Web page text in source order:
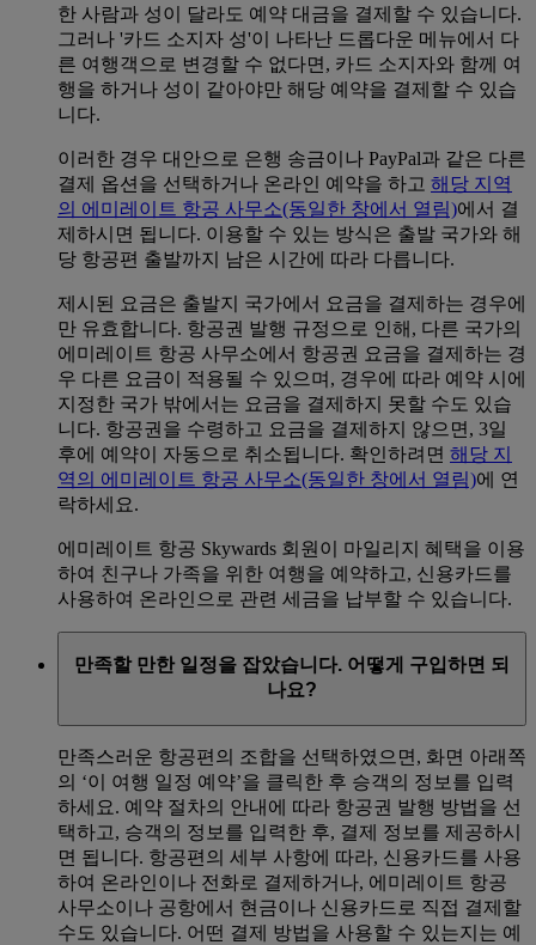
한 사람과 성이 달라도 예약 대금을 결제할 수 있습니다.
그러나 '카드 소지자 성'이 나타난 드롭다운 메뉴에서 다
른 여행객으로 변경할 수 없다면, 카드 소지자와 함께 여
행을 하거나 성이 같아야만 해당 예약을 결제할 수 있습
니다.
이러한 경우 대안으로 은행 송금이나 PayPal과 같은 다른
결제 옵션을 선택하거나 온라인 예약을 하고 해당 지역
의 에미레이트 항공 사무소(동일한 창에서 열림)에서 결
제하시면 됩니다. 이용할 수 있는 방식은 출발 국가와 해
당 항공편 출발까지 남은 시간에 따라 다릅니다.
제시된 요금은 출발지 국가에서 요금을 결제하는 경우에
만 유효합니다. 항공권 발행 규정으로 인해, 다른 국가의
에미레이트 항공 사무소에서 항공권 요금을 결제하는 경
우 다른 요금이 적용될 수 있으며, 경우에 따라 예약 시에
지정한 국가 밖에서는 요금을 결제하지 못할 수도 있습
니다. 항공권을 수령하고 요금을 결제하지 않으면, 3일
후에 예약이 자동으로 취소됩니다. 확인하려면 해당 지
역의 에미레이트 항공 사무소(동일한 창에서 열림)에 연
락하세요.
에미레이트 항공 Skywards 회원이 마일리지 혜택을 이용
하여 친구나 가족을 위한 여행을 예약하고, 신용카드를
사용하여 온라인으로 관련 세금을 납부할 수 있습니다.
만족할 만한 일정을 잡았습니다. 어떻게 구입하면 되
나요?
만족스러운 항공편의 조합을 선택하였으면, 화면 아래쪽
의 ‘이 여행 일정 예약’을 클릭한 후 승객의 정보를 입력
하세요. 예약 절차의 안내에 따라 항공권 발행 방법을 선
택하고, 승객의 정보를 입력한 후, 결제 정보를 제공하시
면 됩니다. 항공편의 세부 사항에 따라, 신용카드를 사용
하여 온라인이나 전화로 결제하거나, 에미레이트 항공
사무소이나 공항에서 현금이나 신용카드로 직접 결제할
수도 있습니다. 어떤 결제 방법을 사용할 수 있는지는 예